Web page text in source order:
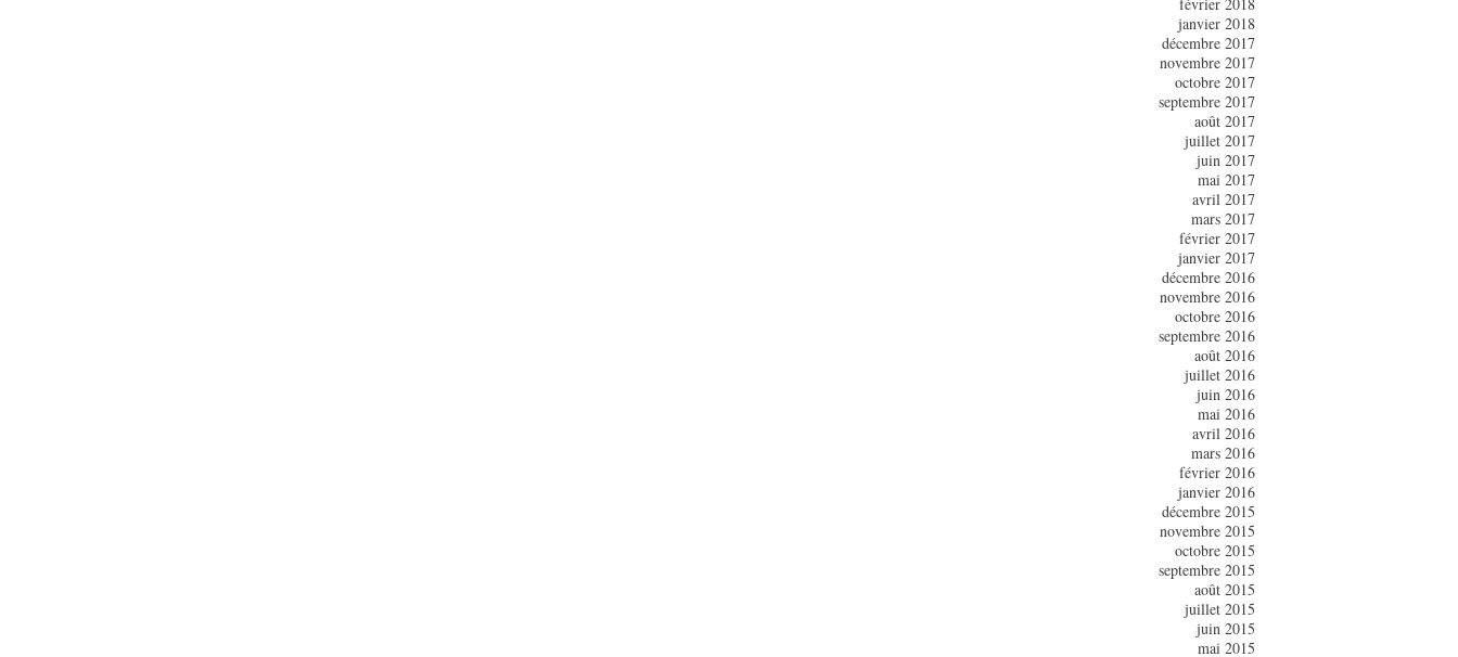
janvier 2018
décembre 2017
novembre 2017
octobre 2017
septembre 2017
août 2017
juillet 2017
juin 2017
mai 2017
avril 2017
mars 2017
février 2017
janvier 2017
décembre 2016
novembre 2016
octobre 2016
septembre 2016
août 2016
juillet 2016
juin 2016
mai 2016
avril 2016
mars 2016
février 2016
janvier 2016
décembre 2015
novembre 2015
octobre 2015
septembre 2015
août 2015
juillet 2015
juin 2015
mai 2015